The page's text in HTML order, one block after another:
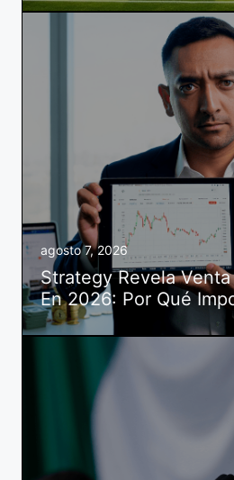
agosto 7, 2026
Strategy Revela Venta
En 2026: Por Qué